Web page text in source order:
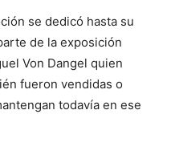
se dedicó hasta su
de la exposición
Von Dangel quien
fueron vendidas o
todavía en ese